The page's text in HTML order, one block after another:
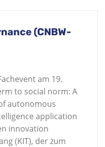
(CNBW-
am 19.
to social norm: A
autonomous
application
innovation
(KIT), der zum